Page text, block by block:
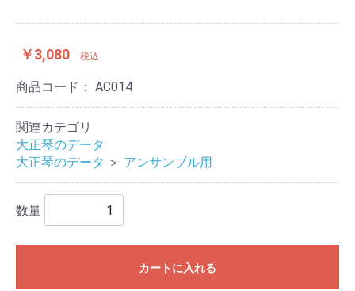
￥3,080 税込
商品コード： AC014
関連カテゴリ
大正琴のデータ
大正琴のデータ ＞ アンサンブル用
数量
カートに入れる